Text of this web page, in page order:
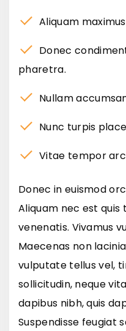
Aliquam
Donec
pharetra.
Nullam
Nunc turpis
Vitae tempor
Donec in euismod
Aliquam nec est
venenatis. Vivamus
Maecenas non
vulputate tellus vel,
sollicitudin, neque
dapibus nibh, quis
Suspendisse feugiat